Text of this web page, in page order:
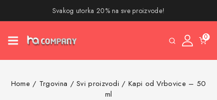
Svakog utorka 20% na sve proizvode!
0
Home / Trgovina / Svi proizvodi / Kapi od Vrbovice – 50
ml